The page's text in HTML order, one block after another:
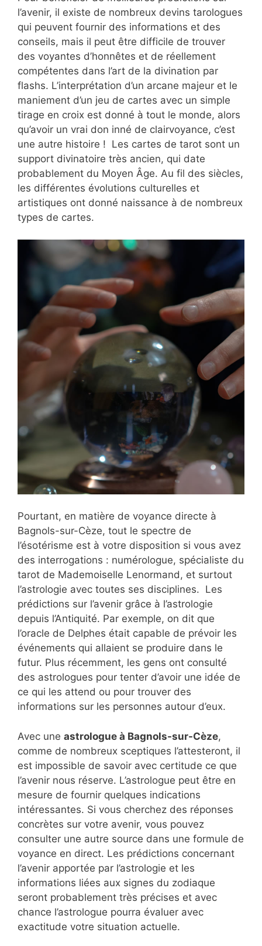
l’avenir, il existe de nombreux devins tarologues
qui peuvent fournir des informations et des
conseils, mais il peut être difficile de trouver
des voyantes d’honnêtes et de réellement
compétentes dans l’art de la divination par
flashs. L’interprétation d’un arcane majeur et le
maniement d’un jeu de cartes avec un simple
tirage en croix est donné à tout le monde, alors
qu’avoir un vrai don inné de clairvoyance, c’est
une autre histoire ! Les cartes de tarot sont un
support divinatoire très ancien, qui date
probablement du Moyen Âge. Au fil des siècles,
les différentes évolutions culturelles et
artistiques ont donné naissance à de nombreux
types de cartes.
Pourtant, en matière de voyance directe à
Bagnols-sur-Cèze, tout le spectre de
l’ésotérisme est à votre disposition si vous avez
des interrogations : numérologue, spécialiste du
tarot de Mademoiselle Lenormand, et surtout
l’astrologie avec toutes ses disciplines. Les
prédictions sur l’avenir grâce à l’astrologie
depuis l’Antiquité. Par exemple, on dit que
l’oracle de Delphes était capable de prévoir les
événements qui allaient se produire dans le
futur. Plus récemment, les gens ont consulté
des astrologues pour tenter d’avoir une idée de
ce qui les attend ou pour trouver des
informations sur les personnes autour d’eux.
Avec une astrologue à Bagnols-sur-Cèze,
comme de nombreux sceptiques l’attesteront, il
est impossible de savoir avec certitude ce que
l’avenir nous réserve. L’astrologue peut être en
mesure de fournir quelques indications
intéressantes. Si vous cherchez des réponses
concrètes sur votre avenir, vous pouvez
consulter une autre source dans une formule de
voyance en direct. Les prédictions concernant
l’avenir apportée par l’astrologie et les
informations liées aux signes du zodiaque
seront probablement très précises et avec
chance l’astrologue pourra évaluer avec
exactitude votre situation actuelle.